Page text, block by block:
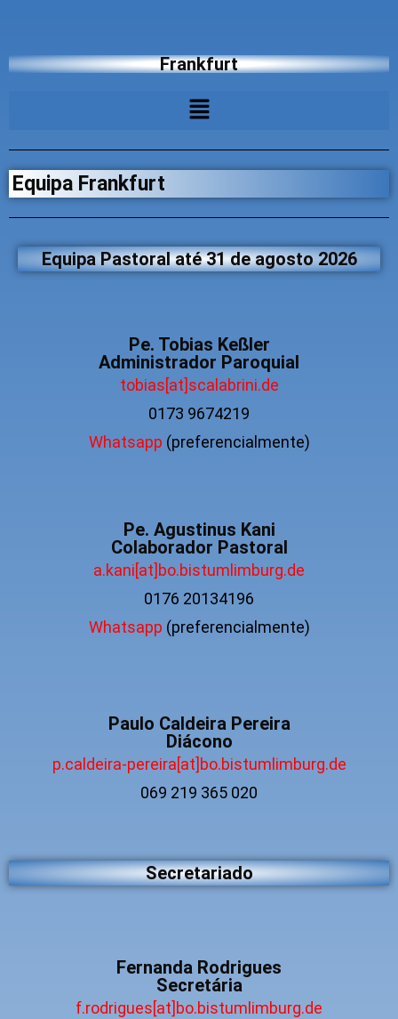
Frankfurt
Equipa Frankfurt
Equipa Pastoral até 31 de agosto 2026
Pe. Tobias Keßler
Administrador Paroquial
tobias[at]scalabrini.de
0173 9674219
Whatsapp (preferencialmente)
Pe. Agustinus Kani
Colaborador Pastoral
a.kani[at]bo.bistumlimburg.de
0176 20134196
Whatsapp (preferencialmente)
Paulo Caldeira Pereira
Diácono
p.caldeira-pereira[at]bo.bistumlimburg.de
069 219 365 020
Secretariado
Fernanda Rodrigues
Secretária
f.rodrigues[at]bo.bistumlimburg.de